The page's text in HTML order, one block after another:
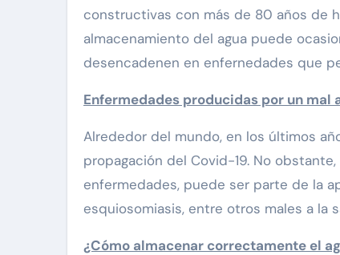
constructivas con más de 80 años de
almacenamiento del agua puede
desencadenen en enfernedades que
Enfermedades producidas por un mal
Alrededor del mundo, en los últimos
propagación del Covid-19. No
enfermedades, puede ser parte de la
esquiosomiasis, entre otros males a la
¿Cómo almacenar correctamente el